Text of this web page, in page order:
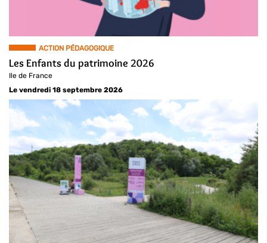
ACTION PÉDAGOGIQUE
Les Enfants du patrimoine 2026
Ile de France
Le vendredi 18 septembre 2026